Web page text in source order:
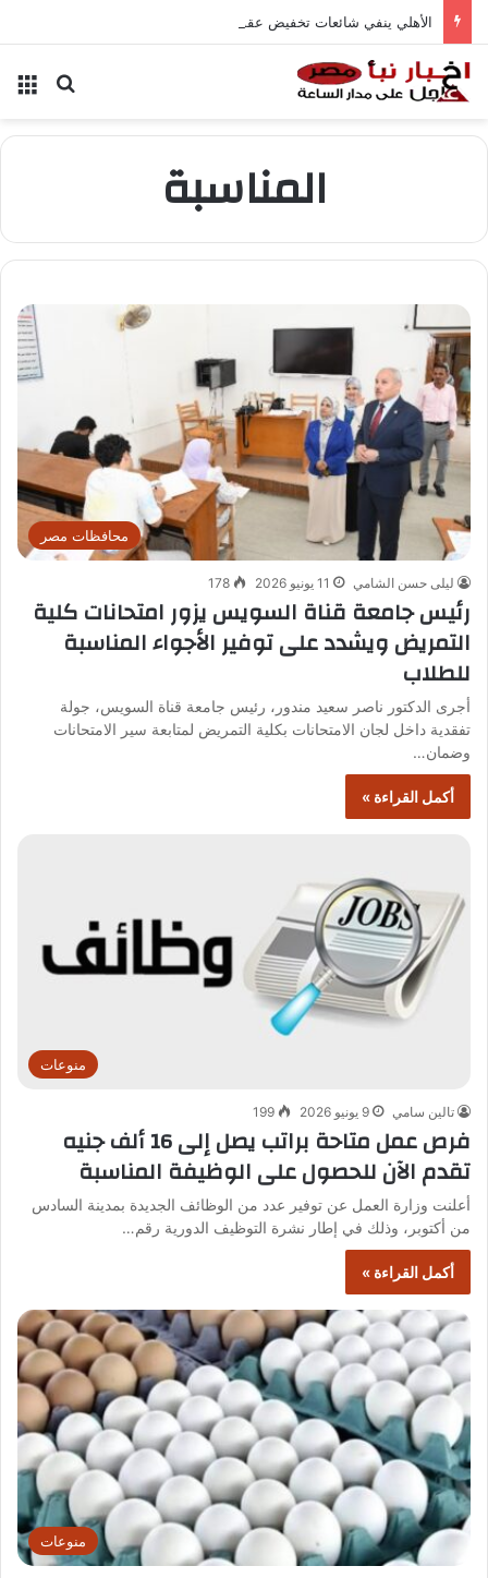
الأهلي ينفي شائعات تخفيض عقود زيزو والشناوي
بحث
المناسبة
محافظات مصر
ليلى حسن الشامي 11 يونيو 2026 178
رئيس جامعة قناة السويس يزور امتحانات كلية
التمريض ويشدد على توفير الأجواء المناسبة
للطلاب
أجرى الدكتور ناصر سعيد مندور، رئيس جامعة قناة السويس، جولة
تفقدية داخل لجان الامتحانات بكلية التمريض لمتابعة سير الامتحانات
وضمان…
أكمل القراءة »
منوعات
تالين سامي 9 يونيو 2026 199
فرص عمل متاحة براتب يصل إلى 16 ألف جنيه
تقدم الآن للحصول على الوظيفة المناسبة
أعلنت وزارة العمل عن توفير عدد من الوظائف الجديدة بمدينة السادس
من أكتوبر، وذلك في إطار نشرة التوظيف الدورية رقم…
أكمل القراءة »
منوعات